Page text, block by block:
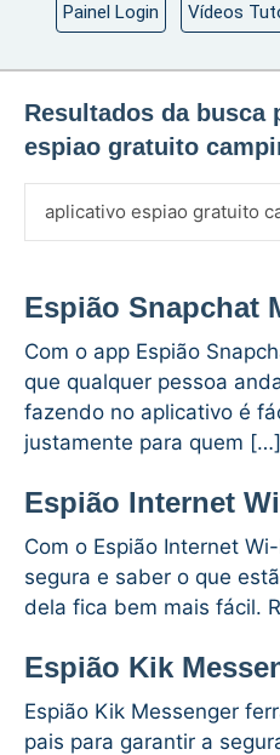
Painel Login Vídeos
Resultados da busca
espiao gratuito
Espião Snapchat
Com o app Espião
que qualquer pessoa
fazendo no aplicativo é
justamente para quem […]
Espião Internet
Com o Espião Internet
segura e saber o que
dela fica bem mais fácil.
Espião Kik
Espião Kik Messenger
pais para garantir a